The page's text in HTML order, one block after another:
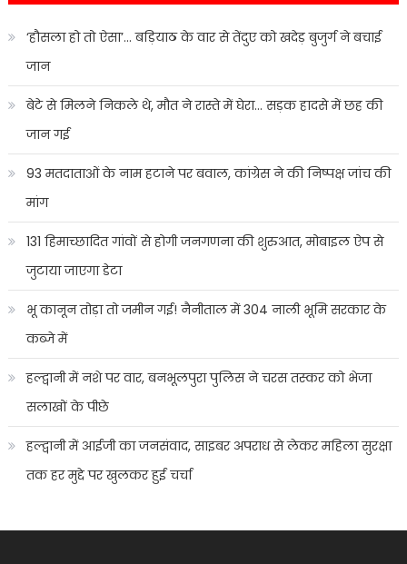
‘हौसला हो तो ऐसा’… बड़ियाठ के वार से तेंदुए को खदेड़ बुजुर्ग ने बचाई
जान
बेटे से मिलने निकले थे, मौत ने रास्ते में घेरा… सड़क हादसे में छह की
जान गई
93 मतदाताओं के नाम हटाने पर बवाल, कांग्रेस ने की निष्पक्ष जांच की
मांग
131 हिमाच्छादित गांवों से होगी जनगणना की शुरुआत, मोबाइल ऐप से
जुटाया जाएगा डेटा
भू कानून तोड़ा तो जमीन गई! नैनीताल में 304 नाली भूमि सरकार के
कब्जे में
हल्द्वानी में नशे पर वार, बनभूलपुरा पुलिस ने चरस तस्कर को भेजा
सलाखों के पीछे
हल्द्वानी में आईजी का जनसंवाद, साइबर अपराध से लेकर महिला सुरक्षा
तक हर मुद्दे पर खुलकर हुई चर्चा